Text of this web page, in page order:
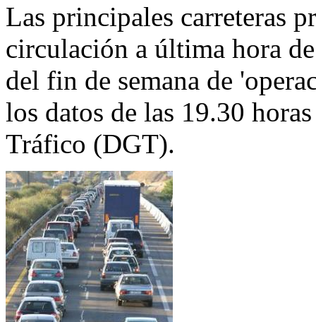
Las principales carreteras
circulación a última hora
del fin de semana de
los datos de las 19.30
Tráfico (DGT).